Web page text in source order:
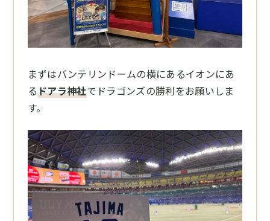
まずはバンテリンドームの横にあるイオンにあ
るドアラ神社でドラゴンズの勝利をお願いしま
す。